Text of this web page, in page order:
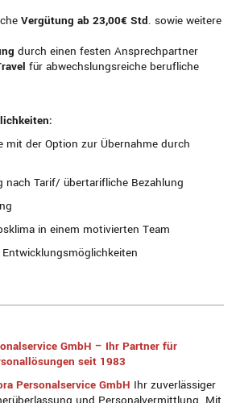
Vergütung ab 23,00€ Std. sowie weitere
durch einen festen Ansprechpartner
für abwechslungsreiche berufliche
mit der Option zur Übernahme durch
nach Tarif/ übertarifliche Bezahlung
in einem motivierten Team
GmbH – Ihr Partner für
seit 1983
Personalservice GmbH Ihr zuverlässiger